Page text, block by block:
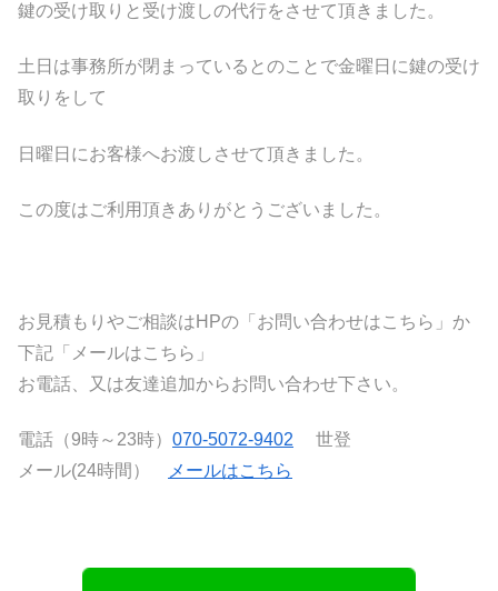
鍵の受け取りと受け渡しの代行をさせて頂きました。
土日は事務所が閉まっているとのことで金曜日に鍵の受け
取りをして
日曜日にお客様へお渡しさせて頂きました。
この度はご利用頂きありがとうございました。
お見積もりやご相談はHPの「お問い合わせはこちら」か
下記「メールはこちら」
お電話、又は友達追加からお問い合わせ下さい。
電話（9時～23時） 070-5072-9402 世登
メール(24時間）
メールはこちら